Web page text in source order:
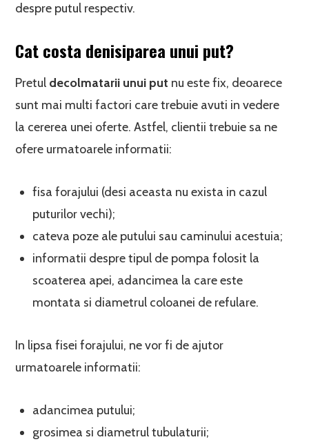
despre putul respectiv.
Cat costa denisiparea unui put?
Pretul decolmatarii unui put nu este fix, deoarece
sunt mai multi factori care trebuie avuti in vedere
la cererea unei oferte. Astfel, clientii trebuie sa ne
ofere urmatoarele informatii:
fisa forajului (desi aceasta nu exista in cazul
puturilor vechi);
cateva poze ale putului sau caminului acestuia;
informatii despre tipul de pompa folosit la
scoaterea apei, adancimea la care este
montata si diametrul coloanei de refulare.
In lipsa fisei forajului, ne vor fi de ajutor
urmatoarele informatii:
adancimea putului;
grosimea si diametrul tubulaturii;